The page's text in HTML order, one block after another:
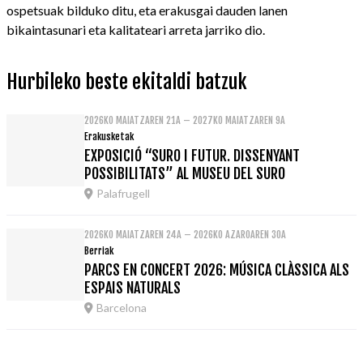
ospetsuak bilduko ditu, eta erakusgai dauden lanen
bikaintasunari eta kalitateari arreta jarriko dio.
Hurbileko beste ekitaldi batzuk
2026KO MAIATZAREN 21A – 2027KO MAIATZAREN 9A
Erakusketak
EXPOSICIÓ “SURO I FUTUR. DISSENYANT
POSSIBILITATS” AL MUSEU DEL SURO
Palafrugell
2026KO MAIATZAREN 24A – 2026KO AZAROAREN 30A
Berriak
PARCS EN CONCERT 2026: MÚSICA CLÀSSICA ALS
ESPAIS NATURALS
Barcelona